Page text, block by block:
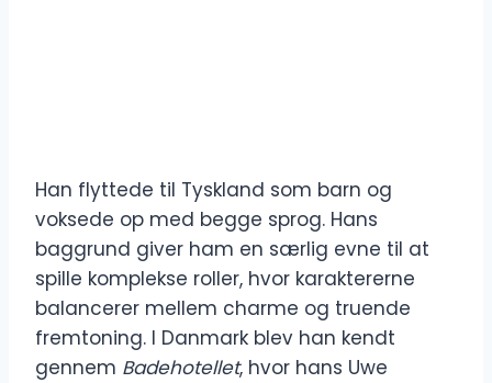
Han flyttede til Tyskland som barn og
voksede op med begge sprog. Hans
baggrund giver ham en særlig evne til at
spille komplekse roller, hvor karaktererne
balancerer mellem charme og truende
fremtoning. I Danmark blev han kendt
gennem Badehotellet, hvor hans Uwe